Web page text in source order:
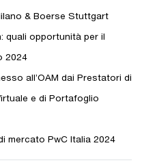
& Boerse Stuttgart
quali opportunità per il
2024
all’OAM dai Prestatori di
e di Portafoglio
mercato PwC Italia 2024